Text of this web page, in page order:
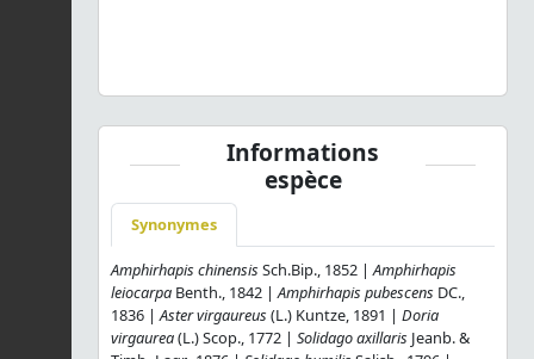
Informations
espèce
Synonymes
Amphirhapis chinensis Sch.Bip., 1852 |Amphirhapis
leiocarpa Benth., 1842 |Amphirhapis pubescens DC.,
1836 |Aster virgaureus (L.) Kuntze, 1891 | Doria
virgaurea(L.) Scop., 1772 | Solidago axillaris Jeanb. &